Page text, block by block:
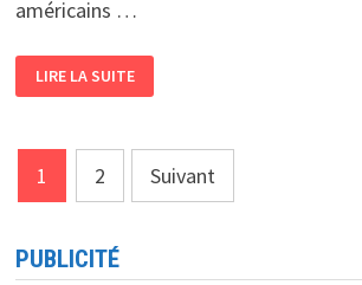
américains …
ACHÈTE
LINKEDIN
MILLIARDS
DE
DOLLARS
LIRE LA SUITE
Pagination
des
publications
1 2 Suivant
PUBLICITÉ